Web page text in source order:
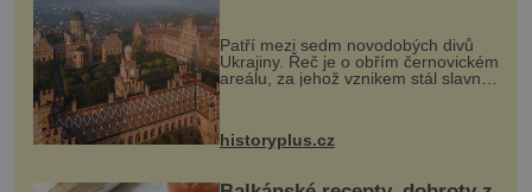
Patří mezi sedm novodobých divů
Ukrajiny. Řeč je o obřím černovickém
areálu, za jehož vznikem stál slavný
český architekt Josef Hlávka. Ten si
na něm dal mimořádně záležet. Jeho
stavební plány by při ...
historyplus.cz